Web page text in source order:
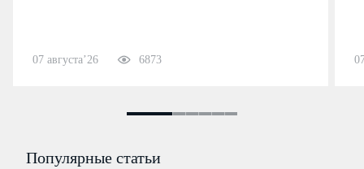
07 августа’26 6873
Популярные статьи